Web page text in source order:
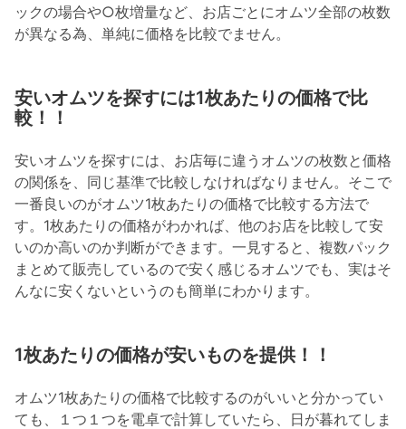
ックの場合や○枚増量など、お店ごとにオムツ全部の枚数
が異なる為、単純に価格を比較でません。
安いオムツを探すには1枚あたりの価格で比
較！！
安いオムツを探すには、お店毎に違うオムツの枚数と価格
の関係を、同じ基準で比較しなければなりません。そこで
一番良いのがオムツ1枚あたりの価格で比較する方法で
す。1枚あたりの価格がわかれば、他のお店を比較して安
いのか高いのか判断ができます。一見すると、複数パック
まとめて販売しているので安く感じるオムツでも、実はそ
んなに安くないというのも簡単にわかります。
1枚あたりの価格が安いものを提供！！
オムツ1枚あたりの価格で比較するのがいいと分かってい
ても、１つ１つを電卓で計算していたら、日が暮れてしま